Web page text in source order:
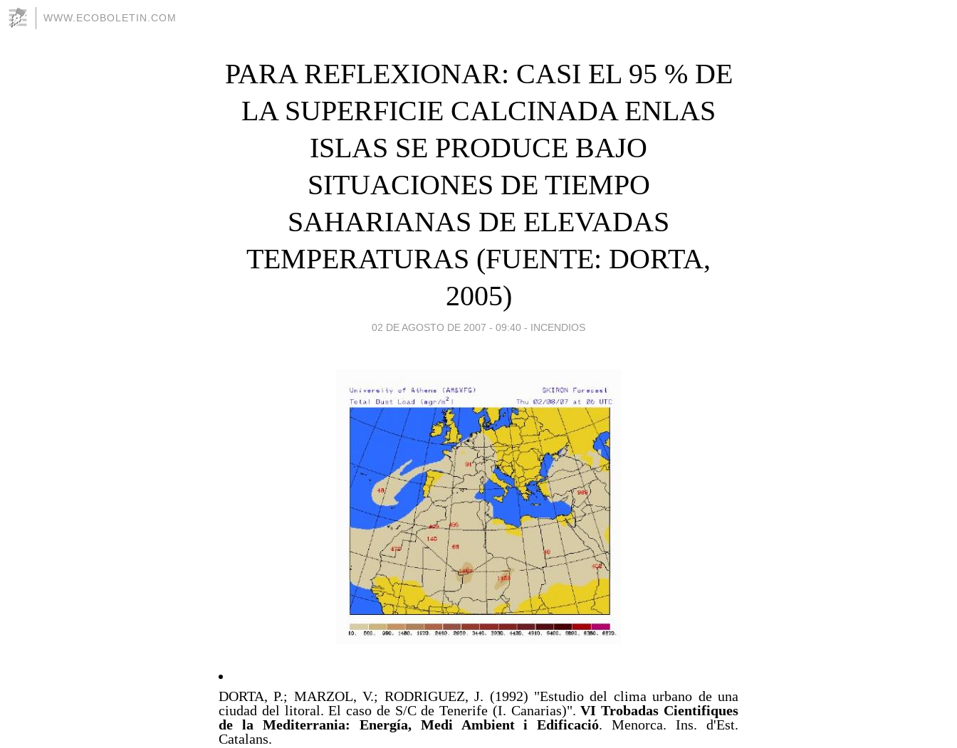
WWW.ECOBOLETIN.COM
PARA REFLEXIONAR: CASI EL 95 % DE
LA SUPERFICIE CALCINADA ENLAS
ISLAS SE PRODUCE BAJO
SITUACIONES DE TIEMPO
SAHARIANAS DE ELEVADAS
TEMPERATURAS (FUENTE: DORTA,
2005)
02 DE AGOSTO DE 2007 - 09:40 - INCENDIOS
DORTA, P.; MARZOL, V.; RODRIGUEZ, J. (1992) "Estudio del clima urbano de una
ciudad del litoral. El caso de S/C de Tenerife (I. Canarias)".VI Trobadas Cientifiques
de la Mediterrania: Energía, Medi Ambient i Edificació. Menorca. Ins. d'Est.
Catalans.